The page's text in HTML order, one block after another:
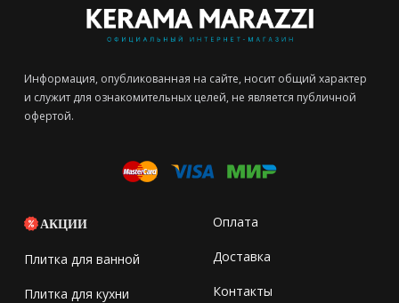
Информация, опубликованная на сайте, носит общий характер
и служит для ознакомительных целей, не является публичной
офертой.
АКЦИИ
Плитка для ванной
Плитка для кухни
Оплата
Доставка
Контакты